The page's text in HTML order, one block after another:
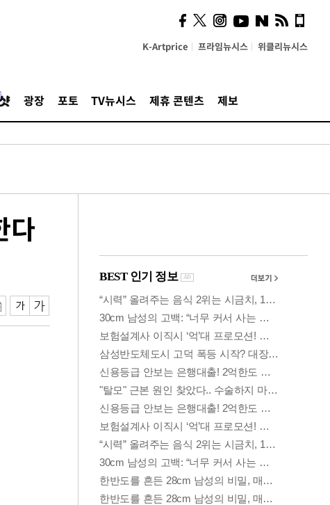
K-Artprice 프라임뉴시스 위클리뉴시스
광장 포토 TV뉴시스 제휴 콘텐츠 제보
다
사이 해답 찾았죠"…알을
깨고 나온 '초자아'